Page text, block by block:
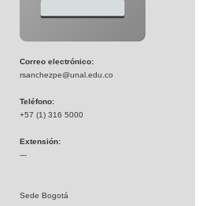
Correo electrónico:
rsanchezpe@unal.edu.co
Teléfono:
+57 (1) 316 5000
Extensión:
---
Sede Bogotá